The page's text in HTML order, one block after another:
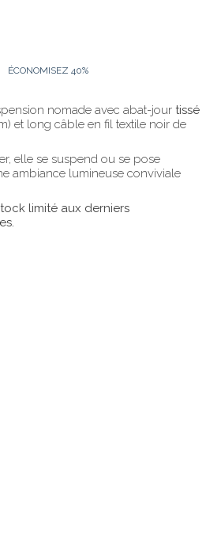
ÉCONOMISEZ 40%
nomade avec abat-jour tissé
et long câble en fil textile noir de
elle se suspend ou se pose
ambiance lumineuse conviviale
limité aux derniers